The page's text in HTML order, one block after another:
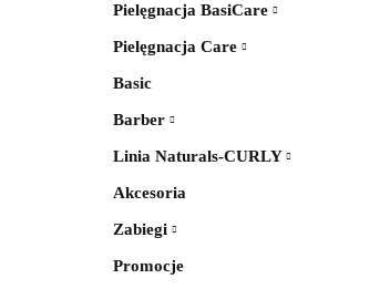
Pielęgnacja BasiCare
Pielęgnacja Care
Basic
Barber
Linia Naturals-CURLY
Akcesoria
Zabiegi
Promocje